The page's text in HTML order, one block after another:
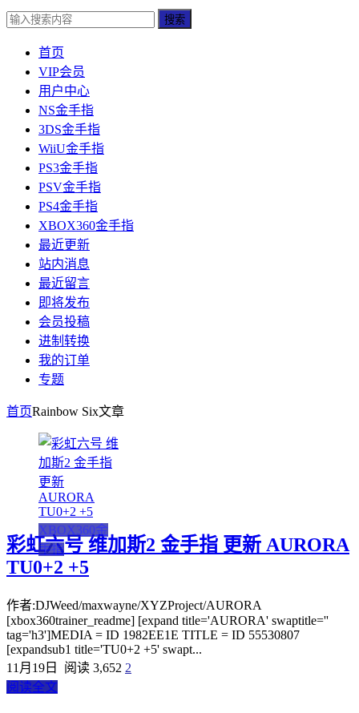
搜索
首页
VIP会员
用户中心
NS金手指
3DS金手指
WiiU金手指
PS3金手指
PSV金手指
PS4金手指
XBOX360金手指
最近更新
站内消息
最近留言
即将发布
会员投稿
进制转换
我的订单
专题
首页Rainbow Six文章
XBOX360金
手指
彩虹六号 维加斯2 金手指 更新 AURORA
TU0+2 +5
作者:DJWeed/maxwayne/XYZProject/AURORA
[xbox360trainer_readme] [expand title='AURORA' swaptitle=''
tag='h3']MEDIA = ID 1982EE1E TITLE = ID 55530807
[expandsub1 title='TU0+2 +5' swapt...
11月19日
阅读 3,652 2
阅读全文